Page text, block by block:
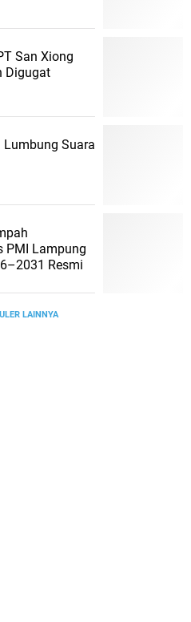
San Xiong
Digugat
Suara
PMI Lampung
Resmi
LAINNYA